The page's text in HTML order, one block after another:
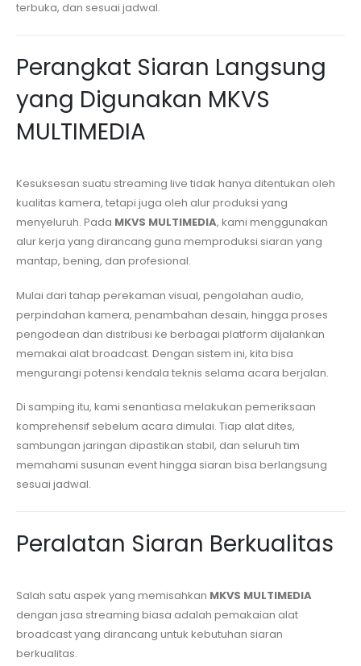
terbuka, dan sesuai jadwal.
Perangkat Siaran Langsung
yang Digunakan MKVS
MULTIMEDIA
Kesuksesan suatu streaming live tidak hanya ditentukan oleh
kualitas kamera, tetapi juga oleh alur produksi yang
menyeluruh. Pada MKVS MULTIMEDIA, kami menggunakan
alur kerja yang dirancang guna memproduksi siaran yang
mantap, bening, dan profesional.
Mulai dari tahap perekaman visual, pengolahan audio,
perpindahan kamera, penambahan desain, hingga proses
pengodean dan distribusi ke berbagai platform dijalankan
memakai alat broadcast. Dengan sistem ini, kita bisa
mengurangi potensi kendala teknis selama acara berjalan.
Di samping itu, kami senantiasa melakukan pemeriksaan
komprehensif sebelum acara dimulai. Tiap alat dites,
sambungan jaringan dipastikan stabil, dan seluruh tim
memahami susunan event hingga siaran bisa berlangsung
sesuai jadwal.
Peralatan Siaran Berkualitas
Salah satu aspek yang memisahkan MKVS MULTIMEDIA
dengan jasa streaming biasa adalah pemakaian alat
broadcast yang dirancang untuk kebutuhan siaran
berkualitas.